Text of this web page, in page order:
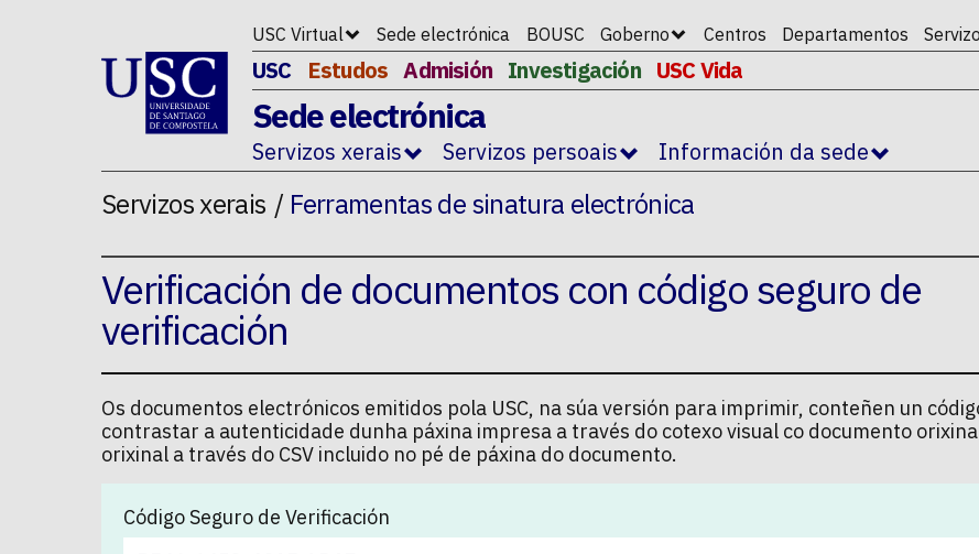
USC Virtual Sede electrónica BOUSC Goberno Centros Departamentos
USC Estudos Admisión Investigación USC Vida
Sede electrónica
Servizos xerais Servizos persoais Información da sede
Servizos xerais Ferramentas de sinatura electrónica
Verificación de documentos con código seguro de
verificación
Os documentos electrónicos emitidos pola USC, na súa versión para imprimir, conteñen un
contrastar a autenticidade dunha páxina impresa a través do cotexo visual co documento
orixinal a través do CSV incluido no pé de páxina do documento.
Código Seguro de Verificación